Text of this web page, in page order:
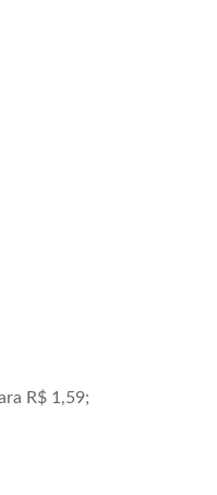
R$ 1,59;